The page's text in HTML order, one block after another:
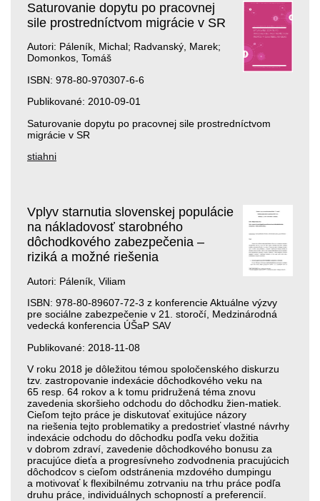
Saturovanie dopytu po pracovnej
sile prostredníctvom migrácie v SR
Autori: Páleník, Michal; Radvanský, Marek;
Domonkos, Tomáš
ISBN: 978-80-970307-6-6
Publikované: 2010-09-01
Saturovanie dopytu po pracovnej sile prostredníctvom
migrácie v SR
stiahni
Vplyv starnutia slovenskej populácie
na nákladovosť starobného
dôchodkového zabezpečenia –
riziká a možné riešenia
Autori: Páleník, Viliam
ISBN: 978-80-89607-72-3 z konferencie Aktuálne výzvy
pre sociálne zabezpečenie v 21. storočí, Medzinárodná
vedecká konferencia ÚŠaP SAV
Publikované: 2018-11-08
V roku 2018 je dôležitou témou spoločenského diskurzu
tzv. zastropovanie indexácie dôchodkového veku na
65 resp. 64 rokov a k tomu pridružená téma znovu
zavedenia skoršieho odchodu do dôchodku žien-matiek.
Cieľom tejto práce je diskutovať exitujúce názory
na riešenia tejto problematiky a predostrieť vlastné návrhy
indexácie odchodu do dôchodku podľa veku dožitia
v dobrom zdraví, zavedenie dôchodkového bonusu za
pracujúce dieťa a progresívneho zodvodnenia pracujúcich
dôchodcov s cieľom odstránenia mzdového dumpingu
a motivovať k flexibilnému zotrvaniu na trhu práce podľa
druhu práce, individuálnych schopností a preferencií.